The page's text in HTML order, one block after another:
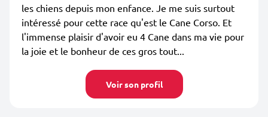
les chiens depuis mon enfance. Je me suis surtout
intéressé pour cette race qu'est le Cane Corso. Et
l'immense plaisir d'avoir eu 4 Cane dans ma vie pour
la joie et le bonheur de ces gros tout...
Voir son profil